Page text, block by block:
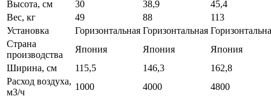
Высота, см
30 38,9
45,4
Вес, кг
49 88
113
Установка
Горизонтальная Горизонтальная
Страна
производства
Япония Япония
Япония
Ширина, см
115,5 146,3
162,8
Расход воздуха,
м3/ч
1000 4000
4800